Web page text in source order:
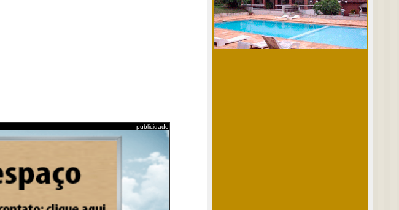
publicidade